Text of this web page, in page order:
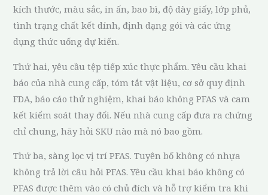
kích thước, màu sắc, in ấn, bao bì, độ dày giấy, lớp phủ,
tình trạng chất kết dính, định dạng gói và các ứng
dụng thức uống dự kiến.
Thứ hai, yêu cầu tệp tiếp xúc thực phẩm. Yêu cầu khai
báo của nhà cung cấp, tóm tắt vật liệu, cơ sở quy định
FDA, báo cáo thử nghiệm, khai báo không PFAS và cam
kết kiểm soát thay đổi. Nếu nhà cung cấp đưa ra chứng
chỉ chung, hãy hỏi SKU nào mà nó bao gồm.
Thứ ba, sàng lọc vị trí PFAS. Tuyên bố không có nhựa
không trả lời câu hỏi PFAS. Yêu cầu khai báo không có
PFAS được thêm vào có chủ đích và hỗ trợ kiểm tra khi